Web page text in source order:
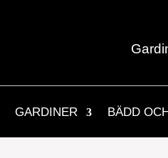
GARDINER BÄDD